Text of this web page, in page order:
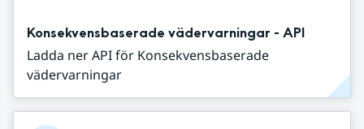
Konsekvensbaserade vädervarningar - API
Ladda ner API för Konsekvensbaserade
vädervarningar